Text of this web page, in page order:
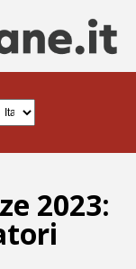
2023: